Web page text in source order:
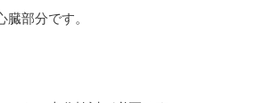
部分です。